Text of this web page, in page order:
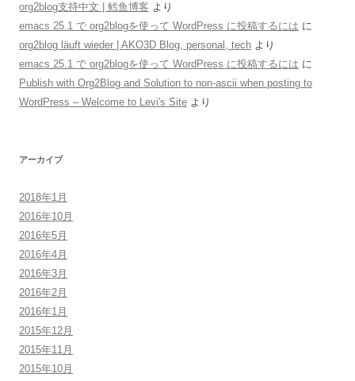
org2blog支持中文 | 鳕鱼博客 より
emacs 25.1 で org2blogを使って WordPress に投稿するには に
org2blog läuft wieder | AKO3D Blog, personal, tech より
emacs 25.1 で org2blogを使って WordPress に投稿するには に
Publish with Org2Blog and Solution to non-ascii when posting to
WordPress – Welcome to Levi's Site より
アーカイブ
2018年1月
2016年10月
2016年5月
2016年4月
2016年3月
2016年2月
2016年1月
2015年12月
2015年11月
2015年10月